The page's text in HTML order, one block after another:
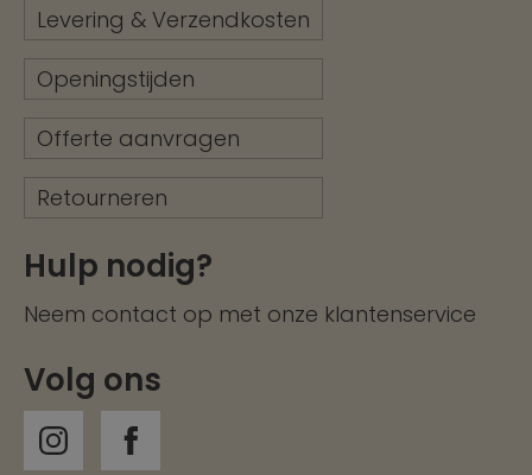
Levering & Verzendkosten
Openingstijden
Offerte aanvragen
Retourneren
Hulp nodig?
Neem contact op met onze klantenservice
Volg ons